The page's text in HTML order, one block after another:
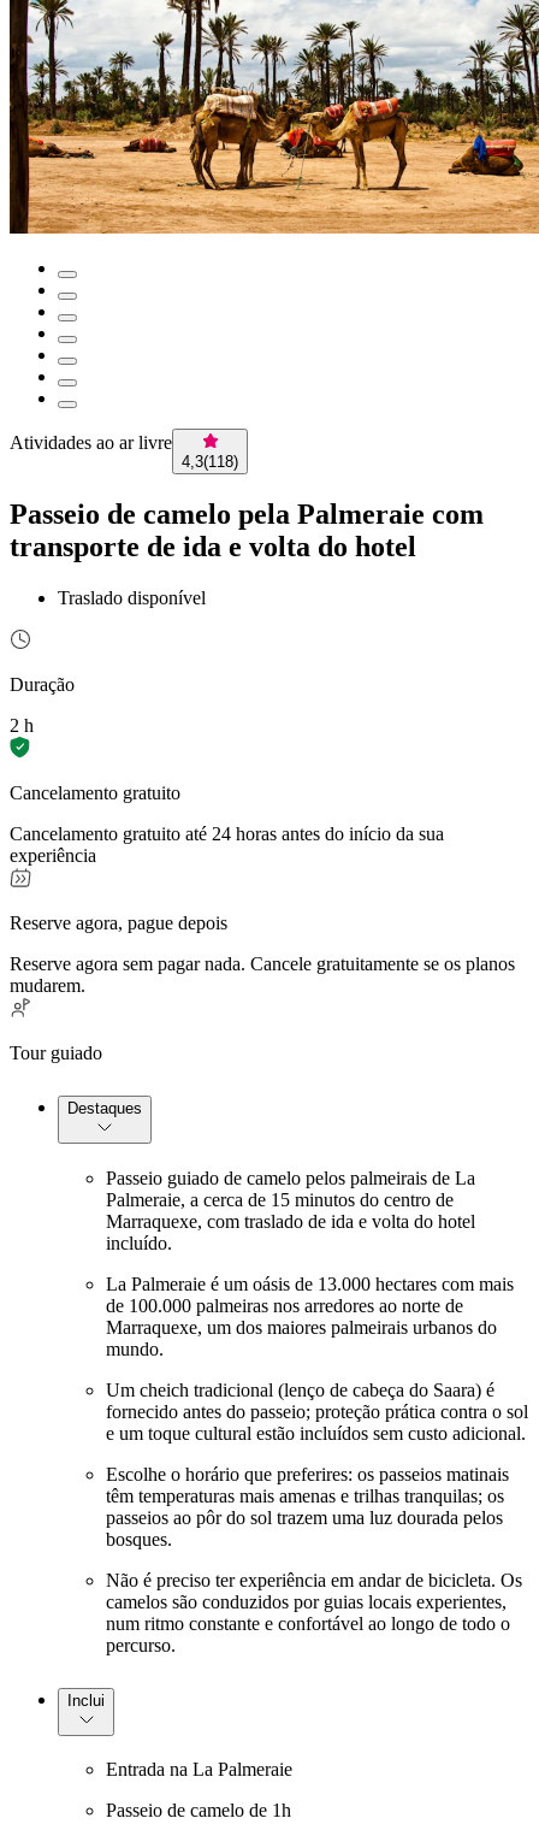
Atividades ao ar livre
4,3(118)
Passeio de camelo pela Palmeraie com
transporte de ida e volta do hotel
Traslado disponível
Duração
2 h
Cancelamento gratuito
Cancelamento gratuito até 24 horas antes do início da sua
experiência
Reserve agora, pague depois
Reserve agora sem pagar nada. Cancele gratuitamente se os planos
mudarem.
Tour guiado
Destaques
Passeio guiado de camelo pelos palmeirais de La
Palmeraie, a cerca de 15 minutos do centro de
Marraquexe, com traslado de ida e volta do hotel
incluído.
La Palmeraie é um oásis de 13.000 hectares com mais
de 100.000 palmeiras nos arredores ao norte de
Marraquexe, um dos maiores palmeirais urbanos do
mundo.
Um cheich tradicional (lenço de cabeça do Saara) é
fornecido antes do passeio; proteção prática contra o sol
e um toque cultural estão incluídos sem custo adicional.
Escolhe o horário que preferires: os passeios matinais
têm temperaturas mais amenas e trilhas tranquilas; os
passeios ao pôr do sol trazem uma luz dourada pelos
bosques.
Não é preciso ter experiência em andar de bicicleta. Os
camelos são conduzidos por guias locais experientes,
num ritmo constante e confortável ao longo de todo o
percurso.
Inclui
Entrada na La Palmeraie
Passeio de camelo de 1h